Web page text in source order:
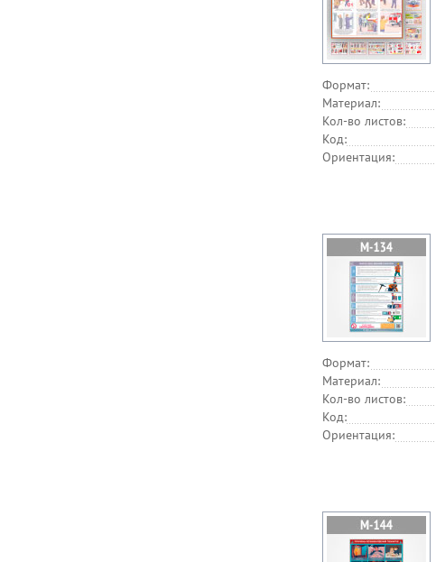
Формат:
Материал:
Кол-во листов:
Код:
Ориентация:
Формат:
Материал:
Кол-во листов:
Код:
Ориентация: